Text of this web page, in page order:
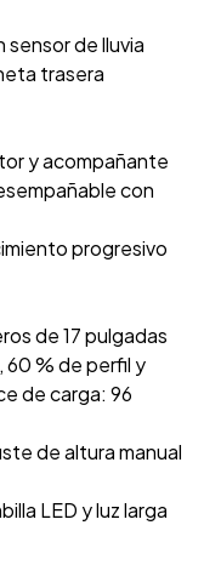
de lluvia
trasera
y acompañante
con
progresivo
de 17 pulgadas
60 % de perfil y
de carga: 96
de altura manual
LED y luz larga